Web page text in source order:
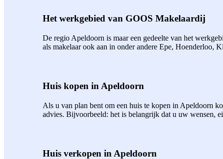
Het werkgebied van GOOS Makelaardij
De regio Apeldoorn is maar een gedeelte van het
als makelaar ook aan in onder andere Epe, Hoenderloo,
Huis kopen in Apeldoorn
Als u van plan bent om een huis te kopen in Apeldoorn
advies. Bijvoorbeeld: het is belangrijk dat u uw wensen,
Huis verkopen in Apeldoorn